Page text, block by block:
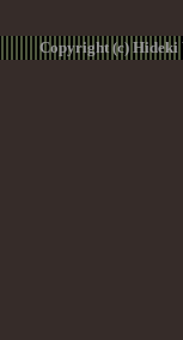
Copyright (c) Hideki